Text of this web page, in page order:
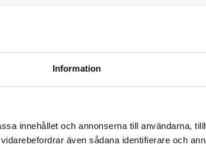
Information
innehållet och annonserna till användarna,
även sådana identifierare och